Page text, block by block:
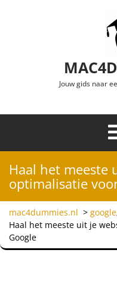
Jouw gids naar
Haal het meeste
optimalisatie
mac4dummies.nl > google
Haal het meeste uit je
Google